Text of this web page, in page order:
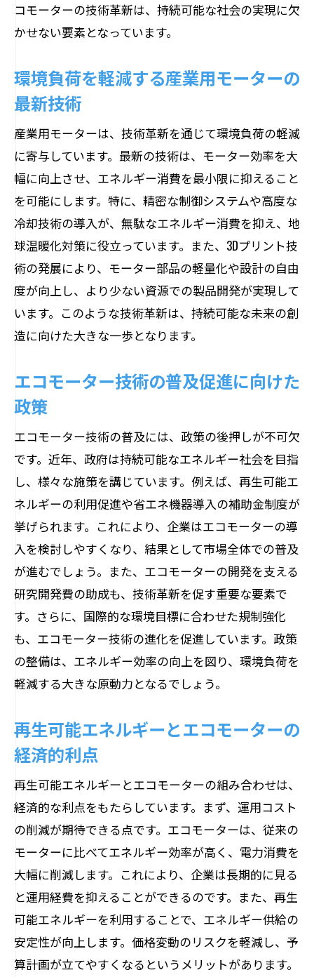
コモーターの技術革新は、持続可能な社会の実現に欠
かせない要素となっています。
環境負荷を軽減する産業用モーターの
最新技術
産業用モーターは、技術革新を通じて環境負荷の軽減
に寄与しています。最新の技術は、モーター効率を大
幅に向上させ、エネルギー消費を最小限に抑えること
を可能にします。特に、精密な制御システムや高度な
冷却技術の導入が、無駄なエネルギー消費を抑え、地
球温暖化対策に役立っています。また、3Dプリント技
術の発展により、モーター部品の軽量化や設計の自由
度が向上し、より少ない資源での製品開発が実現して
います。このような技術革新は、持続可能な未来の創
造に向けた大きな一歩となります。
エコモーター技術の普及促進に向けた
政策
エコモーター技術の普及には、政策の後押しが不可欠
です。近年、政府は持続可能なエネルギー社会を目指
し、様々な施策を講じています。例えば、再生可能エ
ネルギーの利用促進や省エネ機器導入の補助金制度が
挙げられます。これにより、企業はエコモーターの導
入を検討しやすくなり、結果として市場全体での普及
が進むでしょう。また、エコモーターの開発を支える
研究開発費の助成も、技術革新を促す重要な要素で
す。さらに、国際的な環境目標に合わせた規制強化
も、エコモーター技術の進化を促進しています。政策
の整備は、エネルギー効率の向上を図り、環境負荷を
軽減する大きな原動力となるでしょう。
再生可能エネルギーとエコモーターの
経済的利点
再生可能エネルギーとエコモーターの組み合わせは、
経済的な利点をもたらしています。まず、運用コスト
の削減が期待できる点です。エコモーターは、従来の
モーターに比べてエネルギー効率が高く、電力消費を
大幅に削減します。これにより、企業は長期的に見る
と運用経費を抑えることができるのです。また、再生
可能エネルギーを利用することで、エネルギー供給の
安定性が向上します。価格変動のリスクを軽減し、予
算計画が立てやすくなるというメリットがあります。